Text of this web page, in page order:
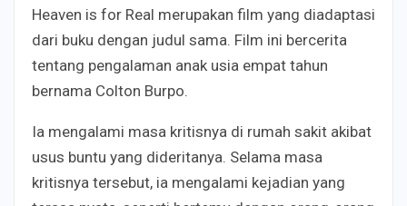
Heaven is for Real merupakan film yang diadaptasi
dari buku dengan judul sama. Film ini bercerita
tentang pengalaman anak usia empat tahun
bernama Colton Burpo.
Ia mengalami masa kritisnya di rumah sakit akibat
usus buntu yang dideritanya. Selama masa
kritisnya tersebut, ia mengalami kejadian yang